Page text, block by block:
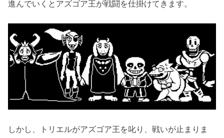
進んでいくとアズゴア王が戦闘を仕掛けてきます。
しかし、トリエルがアズゴア王を叱り、戦いが止まりま